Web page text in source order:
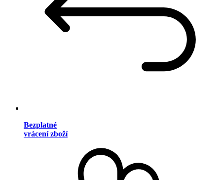
Bezplatné
vrácení zboží